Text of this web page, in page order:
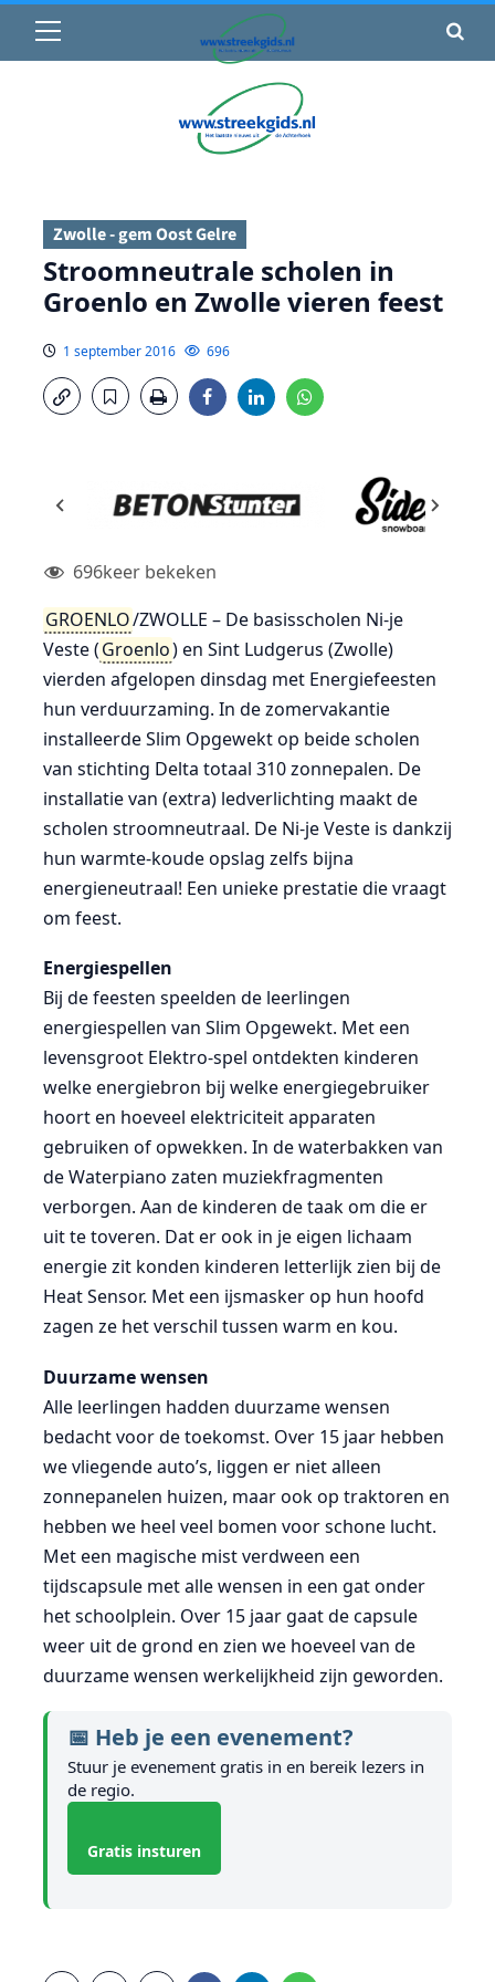
22°C• Vandaag 15° / 24°
Primair
menu
Zwolle - gem Oost Gelre
Stroomneutrale scholen in
Groenlo en Zwolle vieren feest
1 september 2016 696
696keer bekeken
GROENLO/ZWOLLE – De basisscholen Ni-je
Veste (Groenlo) en Sint Ludgerus (Zwolle)
vierden afgelopen dinsdag met Energiefeesten
hun verduurzaming. In de zomervakantie
installeerde Slim Opgewekt op beide scholen
van stichting Delta totaal 310 zonnepalen. De
installatie van (extra) ledverlichting maakt de
scholen stroomneutraal. De Ni-je Veste is dankzij
hun warmte-koude opslag zelfs bijna
energieneutraal! Een unieke prestatie die vraagt
om feest.
Energiespellen
Bij de feesten speelden de leerlingen
energiespellen van Slim Opgewekt. Met een
levensgroot Elektro-spel ontdekten kinderen
welke energiebron bij welke energiegebruiker
hoort en hoeveel elektriciteit apparaten
gebruiken of opwekken. In de waterbakken van
de Waterpiano zaten muziekfragmenten
verborgen. Aan de kinderen de taak om die er
uit te toveren. Dat er ook in je eigen lichaam
energie zit konden kinderen letterlijk zien bij de
Heat Sensor. Met een ijsmasker op hun hoofd
zagen ze het verschil tussen warm en kou.
Duurzame wensen
Alle leerlingen hadden duurzame wensen
bedacht voor de toekomst. Over 15 jaar hebben
we vliegende auto’s, liggen er niet alleen
zonnepanelen huizen, maar ook op traktoren en
hebben we heel veel bomen voor schone lucht.
Met een magische mist verdween een
tijdscapsule met alle wensen in een gat onder
het schoolplein. Over 15 jaar gaat de capsule
weer uit de grond en zien we hoeveel van de
duurzame wensen werkelijkheid zijn geworden.
📅 Heb je een evenement?
Stuur je evenement gratis in en bereik lezers in
de regio.
Gratis insturen